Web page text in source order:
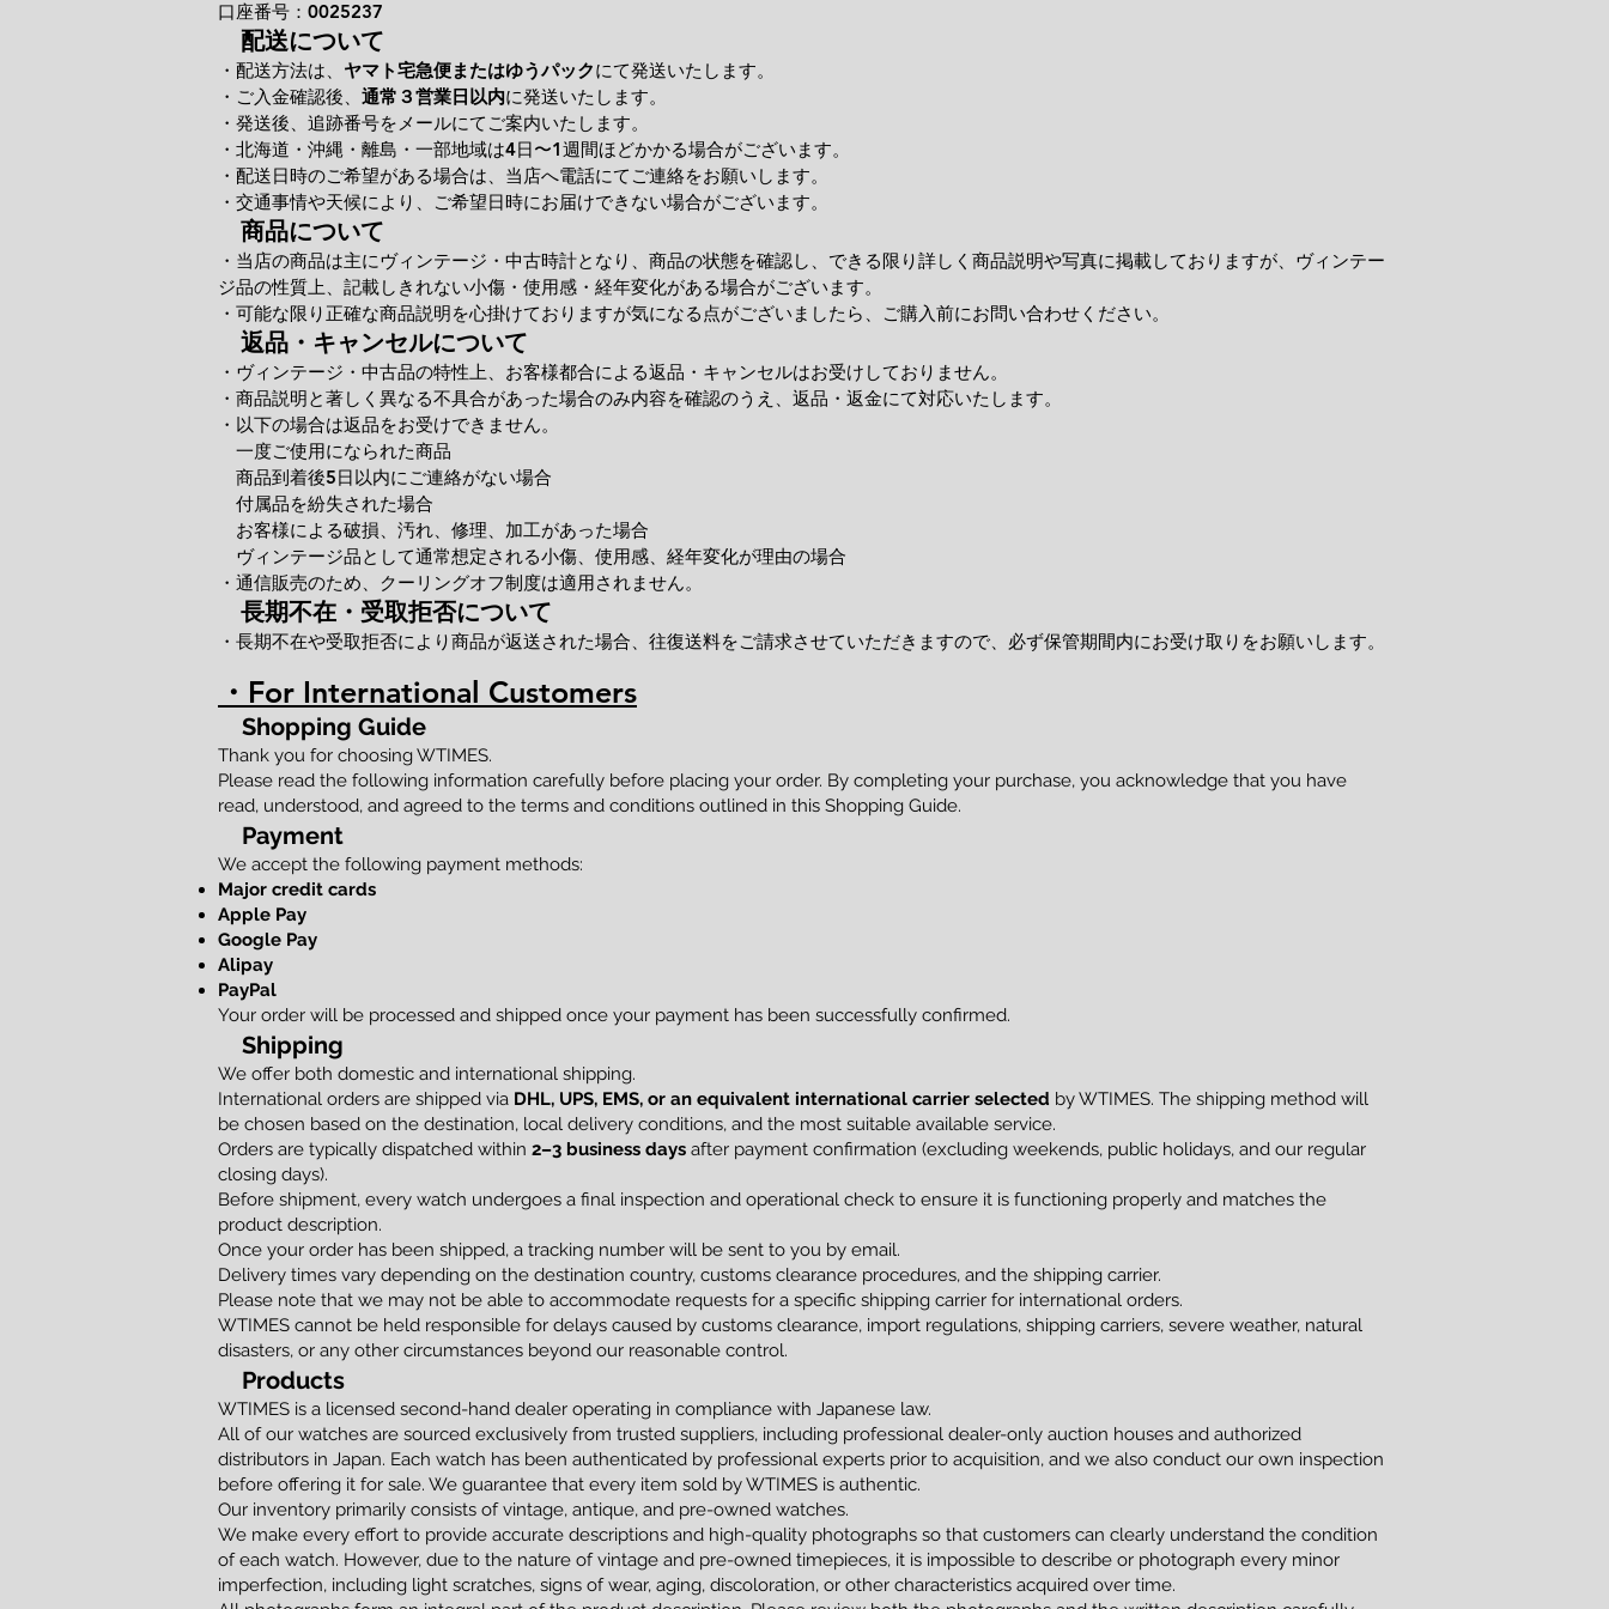
口座番号：0025237
配送について
・配送方法は、 ヤマト宅急便またはゆうパックにて発送いたします。
・ご入金確認後、 通常３営業日以内に発送いたします。
・発送後、追跡番号をメールにてご案内いたします。
・北海道・沖縄・離島・一部地域は4日〜1週間ほどかかる場合がございます。
・配送日時のご希望がある場合は、当店へ電話にてご連絡をお願いします。
・交通事情や天候により、ご希望日時にお届けできない場合がございます。
商品について
・当店の商品は主にヴィンテージ・中古時計となり、商品の状態を確認し、できる限り詳しく商品説明や写真に掲載しておりますが、ヴィンテー
ジ品の性質上、記載しきれない小傷・使用感・経年変化がある場合がございます。
・可能な限り正確な商品説明を心掛けておりますが気になる点がございましたら、ご購入前にお問い合わせください。
返品・キャンセルについて
・ヴィンテージ・中古品の特性上、お客様都合による返品・キャンセルはお受けしておりません。
・商品説明と著しく異なる不具合があった場合のみ内容を確認のうえ、返品・返金にて対応いたします。
・以下の場合は返品をお受けできません。
一度ご使用になられた商品
商品到着後5日以内にご連絡がない場合
付属品を紛失された場合
お客様による破損、汚れ、修理、加工があった場合
ヴィンテージ品として通常想定される小傷、使用感、経年変化が理由の場合
・通信販売のため、クーリングオフ制度は適用されません。
長期不在・受取拒否について
・長期不在や受取拒否により商品が返送された場合、往復送料をご請求させていただきますので、必ず保管期間内にお受け取りをお願いします。
・For International Customers
Shopping Guide
Thank you for choosing WTIMES.
Please read the following information carefully before placing your order. By completing your purchase, you acknowledge that you have
read, understood, and agreed to the terms and conditions outlined in this Shopping Guide.
Payment
We accept the following payment methods:
Major credit cards
Apple Pay
Google Pay
Alipay
PayPal
Your order will be processed and shipped once your payment has been successfully confirmed.
Shipping
We offer both domestic and international shipping.
International orders are shipped via DHL, UPS, EMS, or an equivalent international carrier selected by WTIMES. The shipping method will
be chosen based on the destination, local delivery conditions, and the most suitable available service.
Orders are typically dispatched within 2–3 business days after payment confirmation (excluding weekends, public holidays, and our regular
closing days).
Before shipment, every watch undergoes a final inspection and operational check to ensure it is functioning properly and matches the
product description.
Once your order has been shipped, a tracking number will be sent to you by email.
Delivery times vary depending on the destination country, customs clearance procedures, and the shipping carrier.
Please note that we may not be able to accommodate requests for a specific shipping carrier for international orders.
WTIMES cannot be held responsible for delays caused by customs clearance, import regulations, shipping carriers, severe weather, natural
disasters, or any other circumstances beyond our reasonable control.
Products
WTIMES is a licensed second-hand dealer operating in compliance with Japanese law.
All of our watches are sourced exclusively from trusted suppliers, including professional dealer-only auction houses and authorized
distributors in Japan. Each watch has been authenticated by professional experts prior to acquisition, and we also conduct our own inspection
before offering it for sale. We guarantee that every item sold by WTIMES is authentic.
Our inventory primarily consists of vintage, antique, and pre-owned watches.
We make every effort to provide accurate descriptions and high-quality photographs so that customers can clearly understand the condition
of each watch. However, due to the nature of vintage and pre-owned timepieces, it is impossible to describe or photograph every minor
imperfection, including light scratches, signs of wear, aging, discoloration, or other characteristics acquired over time.